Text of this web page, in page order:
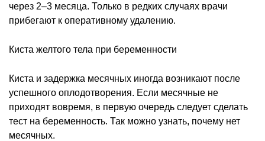
через 2–3 месяца. Только в редких случаях врачи
прибегают к оперативному удалению.
Киста желтого тела при беременности
Киста и задержка месячных иногда возникают после
успешного оплодотворения. Если месячные не
приходят вовремя, в первую очередь следует сделать
тест на беременность. Так можно узнать, почему нет
месячных.